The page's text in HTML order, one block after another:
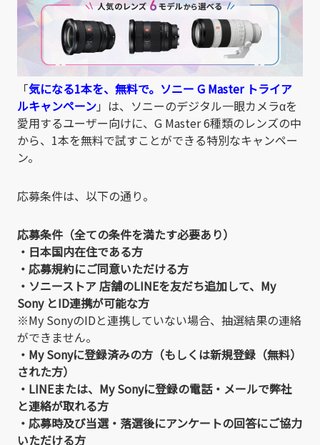
「気になる1本を、無料で。ソニー G Master トライア
ルキャンペーン」は、ソニーのデジタル一眼カメラαを
愛用するユーザー向けに、G Master 6種類のレンズの中
から、1本を無料で試すことができる特別なキャンペー
ン。
応募条件は、以下の通り。
応募条件（全ての条件を満たす必要あり）
・日本国内在住である方
・応募規約にご同意いただける方
・ソニーストア 店舗のLINEを友だち追加して、My
Sony とID連携が可能な方
※My SonyのIDと連携していない場合、抽選結果の連絡
ができません。
・My Sonyに登録済みの方（もしくは新規登録（無料）
された方）
・LINEまたは、My Sonyに登録の電話・メールで弊社
と連絡が取れる方
・応募時及び当選・落選後にアンケートの回答にご協力
いただける方